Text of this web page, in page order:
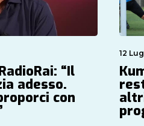
“Il
adesso.
con
12